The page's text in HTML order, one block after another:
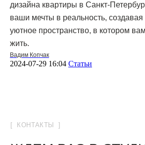
дизайна квартиры в Санкт-
ваши мечты в реальность, создавая
уютное пространство, в котором
жить.
Вадим Копчак
2024-07-29 16:04 Статьи